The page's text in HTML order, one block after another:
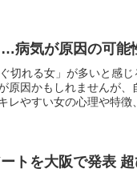
病気が原因の可能
切れる女」が多いと感
原因かもしれませんが
レやすい女の心理や特徴
トを大阪で発表